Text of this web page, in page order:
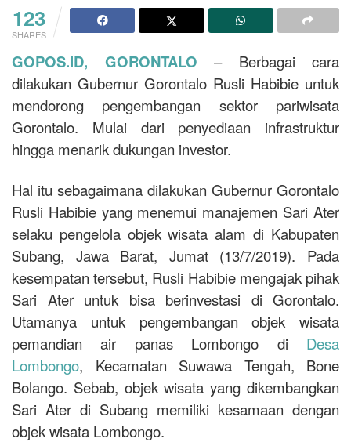
123
SHARES
GOPOS.ID, GORONTALO – Berbagai cara
dilakukan Gubernur Gorontalo Rusli Habibie untuk
mendorong pengembangan sektor pariwisata
Gorontalo. Mulai dari penyediaan infrastruktur
hingga menarik dukungan investor.
Hal itu sebagaimana dilakukan Gubernur Gorontalo
Rusli Habibie yang menemui manajemen Sari Ater
selaku pengelola objek wisata alam di Kabupaten
Subang, Jawa Barat, Jumat (13/7/2019). Pada
kesempatan tersebut, Rusli Habibie mengajak pihak
Sari Ater untuk bisa berinvestasi di Gorontalo.
Utamanya untuk pengembangan objek wisata
pemandian air panas Lombongo di Desa
Lombongo, Kecamatan Suwawa Tengah, Bone
Bolango. Sebab, objek wisata yang dikembangkan
Sari Ater di Subang memiliki kesamaan dengan
objek wisata Lombongo.